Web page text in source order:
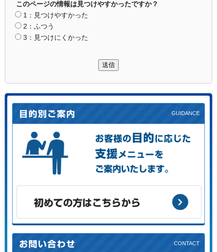
このページの情報は見つけやすかったですか？
1：見つけやすかった
2：ふつう
3：見つけにくかった
送信
お客様の目的に応じた支援メニューをご案内します。
初めての方はこちらから